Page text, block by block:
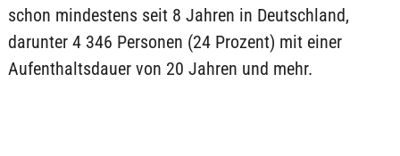
schon mindestens seit 8 Jahren in Deutschland,
darunter 4 346 Personen (24 Prozent) mit einer
Aufenthaltsdauer von 20 Jahren und mehr.